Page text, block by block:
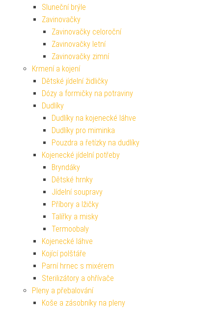
Sluneční brýle
Zavinovačky
Zavinovačky celoroční
Zavinovačky letní
Zavinovačky zimní
Krmení a kojení
Dětské jídelní židličky
Dózy a formičky na potraviny
Dudlíky
Dudlíky na kojenecké láhve
Dudlíky pro miminka
Pouzdra a řetízky na dudlíky
Kojenecké jídelní potřeby
Bryndáky
Dětské hrnky
Jídelní soupravy
Příbory a lžičky
Talířky a misky
Termoobaly
Kojenecké láhve
Kojící polštáře
Parní hrnec s mixérem
Sterilizátory a ohřívače
Pleny a přebalování
Koše a zásobníky na pleny